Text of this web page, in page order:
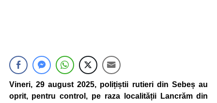
Vineri, 29 august 2025, polițiștii rutieri din Sebeș au
oprit, pentru control, pe raza localității Lancrăm din